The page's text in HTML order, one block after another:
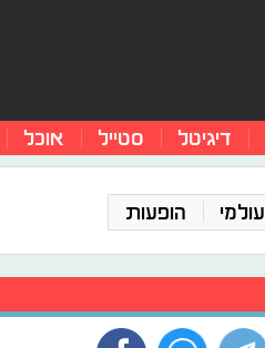
דיגיטל סטייל אוכל
עולמי הופעות